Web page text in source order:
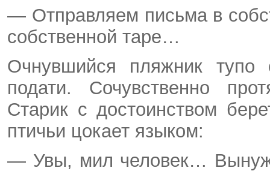
— Отправляем письма в
собственной таре…
Очнувшийся пляжник тупо
подати. Сочувственно
Старик с достоинством
птичьи цокает языком:
— Увы, мил человек…